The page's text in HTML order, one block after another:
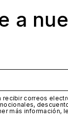
a
recibir correos
más información,